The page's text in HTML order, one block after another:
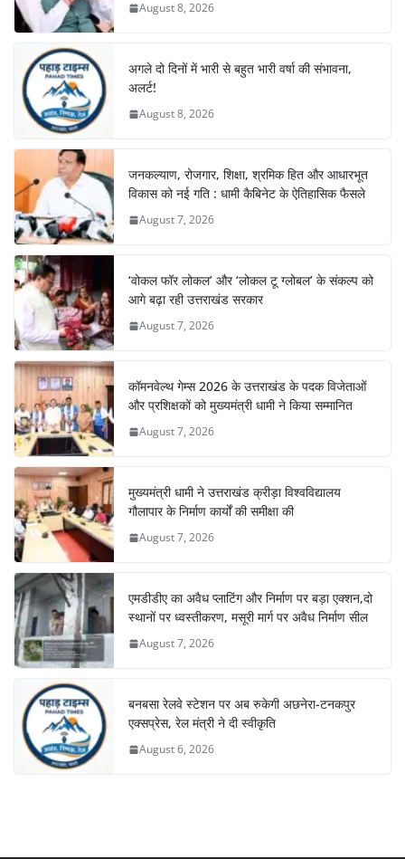
August 8, 2026
अगले दो दिनों में भारी से बहुत भारी वर्षा की संभावना,
अलर्ट!
August 8, 2026
जनकल्याण, रोजगार, शिक्षा, श्रमिक हित और आधारभूत
विकास को नई गति : धामी कैबिनेट के ऐतिहासिक फैसले
August 7, 2026
‘वोकल फॉर लोकल’ और ‘लोकल टू ग्लोबल’ के संकल्प को
आगे बढ़ा रही उत्तराखंड सरकार
August 7, 2026
कॉमनवेल्थ गेम्स 2026 के उत्तराखंड के पदक विजेताओं
और प्रशिक्षकों को मुख्यमंत्री धामी ने किया सम्मानित
August 7, 2026
मुख्यमंत्री धामी ने उत्तराखंड क्रीड़ा विश्वविद्यालय
गौलापार के निर्माण कार्यों की समीक्षा की
August 7, 2026
एमडीडीए का अवैध प्लाटिंग और निर्माण पर बड़ा एक्शन,दो
स्थानों पर ध्वस्तीकरण, मसूरी मार्ग पर अवैध निर्माण सील
August 7, 2026
बनबसा रेलवे स्टेशन पर अब रुकेगी अछनेरा-टनकपुर
एक्सप्रेस, रेल मंत्री ने दी स्वीकृति
August 6, 2026